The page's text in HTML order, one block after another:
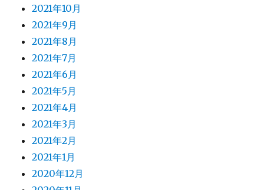
2021年10月
2021年9月
2021年8月
2021年7月
2021年6月
2021年5月
2021年4月
2021年3月
2021年2月
2021年1月
2020年12月